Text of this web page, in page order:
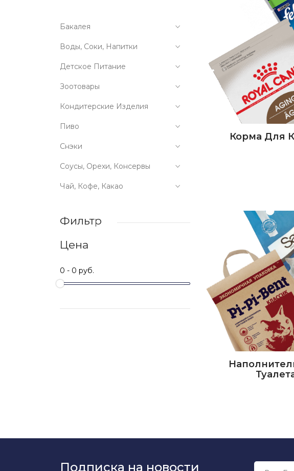
Корма Для
Бакалея
Воды, Соки, Напитки
Детское Питание
Зоотовары
Кондитерские Изделия
Пиво
Снэки
Соусы, Орехи, Консервы
Чай, Кофе, Какао
Фильтр
Цена
Подписка на новости